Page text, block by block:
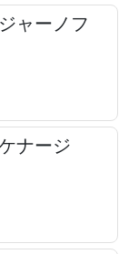
ャーノフ
ナージ